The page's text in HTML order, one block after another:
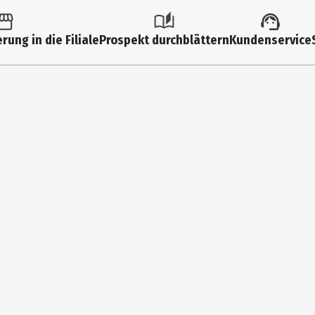
in die FilialeProspekt durchblätternKundenservice